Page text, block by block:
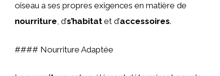
oiseau a ses propres exigences en matière de
nourriture, d’s’habitat et d’accessoires.
#### Nourriture Adaptée